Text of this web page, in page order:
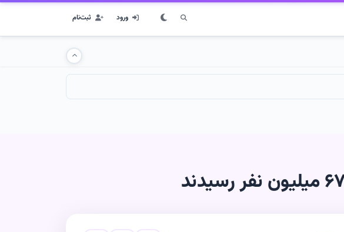
ورود ثبت‌نام